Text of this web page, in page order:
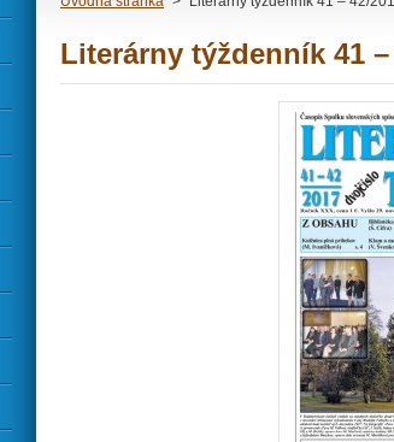
Literárny týždenník 41 –